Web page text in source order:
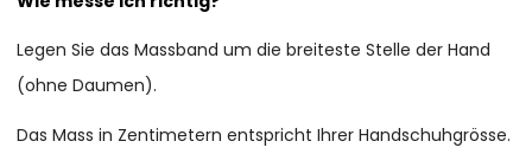
Legen Sie das Massband um die breiteste Stelle der Hand
(ohne Daumen).
Das Mass in Zentimetern entspricht Ihrer Handschuhgrösse.